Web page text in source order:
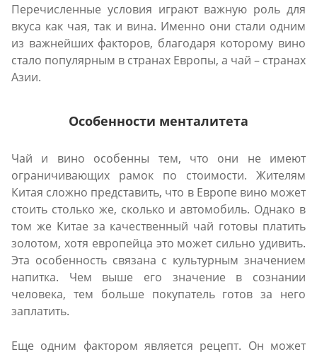
Перечисленные условия играют важную роль для
вкуса как чая, так и вина. Именно они стали одним
из важнейших факторов, благодаря которому вино
стало популярным в странах Европы, а чай – странах
Азии.
Особенности менталитета
Чай и вино особенны тем, что они не имеют
ограничивающих рамок по стоимости. Жителям
Китая сложно представить, что в Европе вино может
стоить столько же, сколько и автомобиль. Однако в
том же Китае за качественный чай готовы платить
золотом, хотя европейца это может сильно удивить.
Эта особенность связана с культурным значением
напитка. Чем выше его значение в сознании
человека, тем больше покупатель готов за него
заплатить.
Еще одним фактором является рецепт. Он может